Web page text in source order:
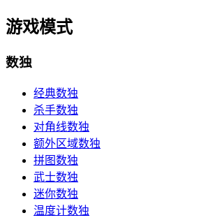
游戏模式
数独
经典数独
杀手数独
对角线数独
额外区域数独
拼图数独
武士数独
迷你数独
温度计数独